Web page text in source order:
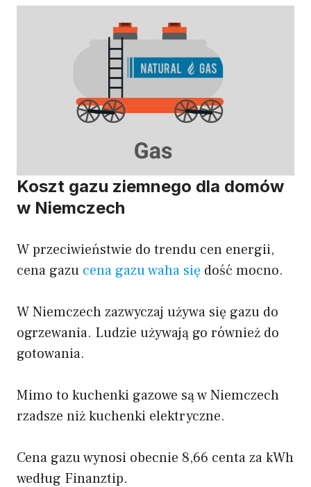
Koszt gazu ziemnego dla domów
w Niemczech
W przeciwieństwie do trendu cen energii,
cena gazu cena gazu waha się dość mocno.
W Niemczech zazwyczaj używa się gazu do
ogrzewania. Ludzie używają go również do
gotowania.
Mimo to kuchenki gazowe są w Niemczech
rzadsze niż kuchenki elektryczne.
Cena gazu wynosi obecnie 8,66 centa za kWh
według Finanztip.